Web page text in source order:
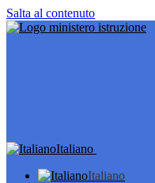
Salta al contenuto
Italiano
Italiano